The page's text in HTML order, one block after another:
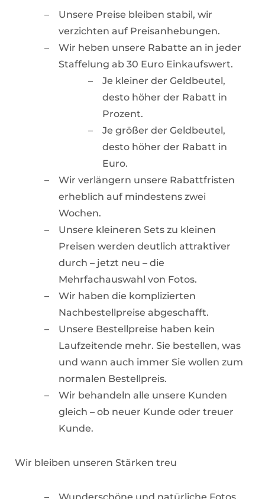
Unsere Preise bleiben stabil, wir
verzichten auf Preisanhebungen.
Wir heben unsere Rabatte an in jeder
Staffelung ab 30 Euro Einkaufswert.
Je kleiner der Geldbeutel,
desto höher der Rabatt in
Prozent.
Je größer der Geldbeutel,
desto höher der Rabatt in
Euro.
Wir verlängern unsere Rabattfristen
erheblich auf mindestens zwei
Wochen.
Unsere kleineren Sets zu kleinen
Preisen werden deutlich attraktiver
durch – jetzt neu – die
Mehrfachauswahl von Fotos.
Wir haben die komplizierten
Nachbestellpreise abgeschafft.
Unsere Bestellpreise haben kein
Laufzeitende mehr. Sie bestellen, was
und wann auch immer Sie wollen zum
normalen Bestellpreis.
Wir behandeln alle unsere Kunden
gleich – ob neuer Kunde oder treuer
Kunde.
Wir bleiben unseren Stärken treu